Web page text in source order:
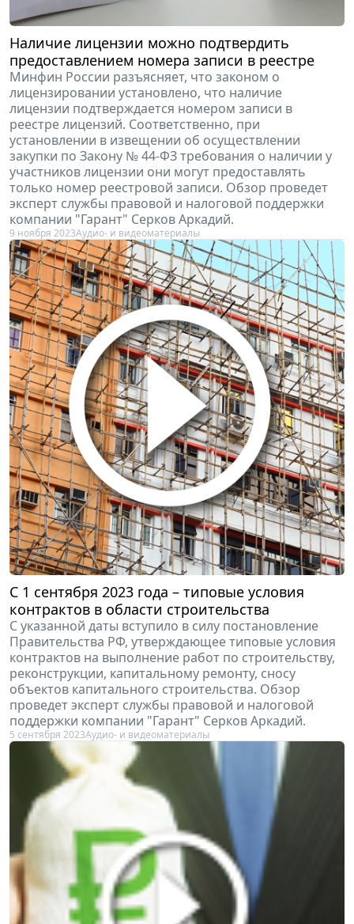
Наличие лицензии можно подтвердить
предоставлением номера записи в реестре
Минфин России разъясняет, что законом о
лицензировании установлено, что наличие
лицензии подтверждается номером записи в
реестре лицензий. Соответственно, при
установлении в извещении об осуществлении
закупки по Закону № 44-ФЗ требования о наличии у
участников лицензии они могут предоставлять
только номер реестровой записи. Обзор проведет
эксперт службы правовой и налоговой поддержки
компании "Гарант" Серков Аркадий.
9 ноября 2023Аудио- и видеоматериалы
С 1 сентября 2023 года – типовые условия
контрактов в области строительства
С указанной даты вступило в силу постановление
Правительства РФ, утверждающее типовые условия
контрактов на выполнение работ по строительству,
реконструкции, капитальному ремонту, сносу
объектов капитального строительства. Обзор
проведет эксперт службы правовой и налоговой
поддержки компании "Гарант" Серков Аркадий.
5 сентября 2023Аудио- и видеоматериалы